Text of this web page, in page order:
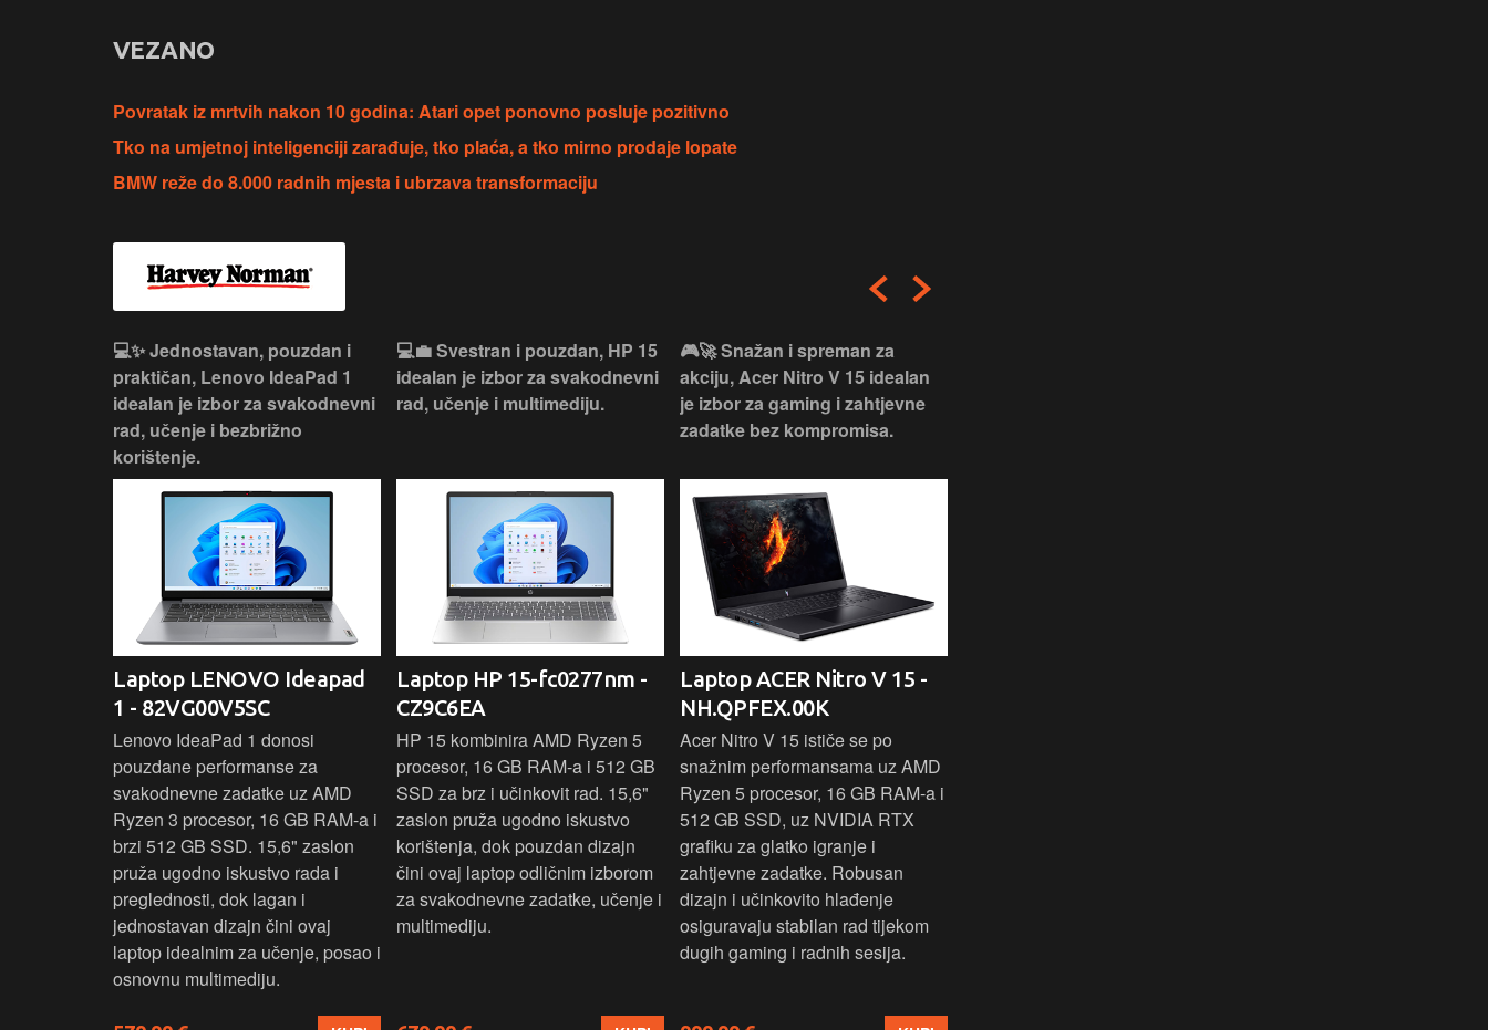
VEZANO
Povratak iz mrtvih nakon 10 godina: Atari opet ponovno posluje pozitivno
Tko na umjetnoj inteligenciji zarađuje, tko plaća, a tko mirno prodaje lopate
BMW reže do 8.000 radnih mjesta i ubrzava transformaciju
💻✨ Jednostavan, pouzdan i
praktičan, Lenovo IdeaPad 1
idealan je izbor za svakodnevni
rad, učenje i bezbrižno
korištenje.
Laptop LENOVO Ideapad
1 - 82VG00V5SC
Lenovo IdeaPad 1 donosi
pouzdane performanse za
svakodnevne zadatke uz AMD
Ryzen 3 procesor, 16 GB RAM-a i
brzi 512 GB SSD. 15,6" zaslon
pruža ugodno iskustvo rada i
preglednosti, dok lagan i
jednostavan dizajn čini ovaj
laptop idealnim za učenje, posao i
osnovnu multimediju.
💻💼 Svestran i pouzdan, HP 15
idealan je izbor za svakodnevni
rad, učenje i multimediju.
Laptop HP 15-fc0277nm -
CZ9C6EA
HP 15 kombinira AMD Ryzen 5
procesor, 16 GB RAM-a i 512 GB
SSD za brz i učinkovit rad. 15,6"
zaslon pruža ugodno iskustvo
korištenja, dok pouzdan dizajn
čini ovaj laptop odličnim izborom
za svakodnevne zadatke, učenje i
multimediju.
🎮🚀 Snažan i spreman za
akciju, Acer Nitro V 15 idealan
je izbor za gaming i zahtjevne
zadatke bez kompromisa.
Laptop ACER Nitro V 15 -
NH.QPFEX.00K
Acer Nitro V 15 ističe se po
snažnim performansama uz AMD
Ryzen 5 procesor, 16 GB RAM-a i
512 GB SSD, uz NVIDIA RTX
grafiku za glatko igranje i
zahtjevne zadatke. Robusan
dizajn i učinkovito hlađenje
osiguravaju stabilan rad tijekom
dugih gaming i radnih sesija.